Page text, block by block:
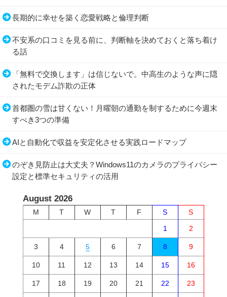
長期的に幸せを築く恋愛戦略と倫理判断
不安系の口コミを見る前に、判断軸を決めておくと落ち着け
る話
「無料で交換します」は信じないで。中高生のような声に隠
されたモデム詐欺の正体
首都圏の雪は甘くない！月曜朝の通勤を制するために今週末
すべき3つの準備
AIと自動化で収益を安定化させる実践ロードマップ
のぞき見防止は大丈夫？Windows11のカメラのプライバシー
設定と標準セキュリティの活用
August 2026
M T W T F S
S
1
2
3 4 5 6 7 8 9
10 11 12 13 14 15 16
17 18 19 20 21 22 23